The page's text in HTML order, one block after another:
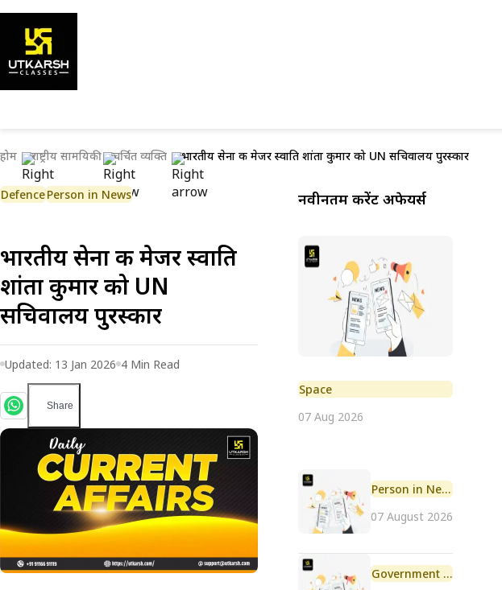
होम राष्ट्रीय सामयिकी चर्चित व्यक्ति भारतीय सेना की मेजर स्वाति शांता कुमार को UN सचिवालय पुरस्कार
DefencePerson in News
भारतीय सेना की मेजर स्वाति
शांता कुमार को UN
सचिवालय पुरस्कार
Updated: 13 Jan 2026 4 Min Read
Share
नवीनतम करेंट अफेयर्स
Space
07 Aug 2026
Person in News
07 August 2026
Government Initiative